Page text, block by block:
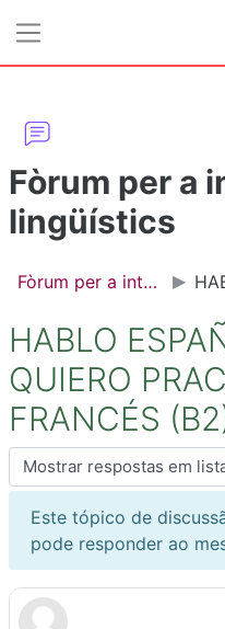
Fòrum per a
lingüístics
Fòrum per a intercanvis lingüístics
HABLO
QUIERO
FRANCÉS
Modo de visualização
Este tópico de
pode responder ao